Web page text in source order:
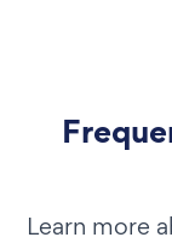
Learn more